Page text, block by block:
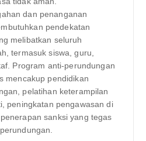
dan penanganan
pendekatan
melibatkan seluruh
termasuk siswa, guru,
Program anti-perundungan
mencakup pendidikan
pelatihan keterampilan
peningkatan pengawasan di
sanksi yang tegas